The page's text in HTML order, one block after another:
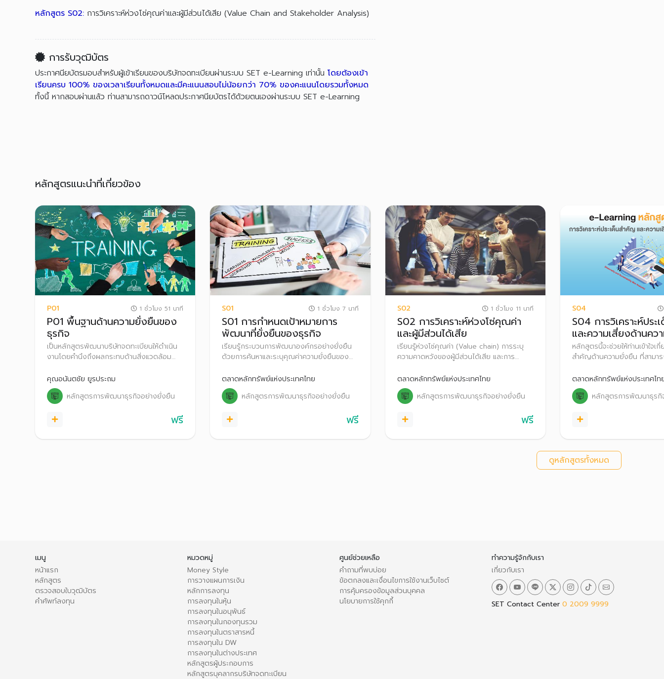
หลักสูตร S02: การวิเคราะห์ห่วงโซ่คุณค่าและผู้มีส่วนได้เสีย (Value Chain and Stakeholder Analysis)
การรับวุฒิบัตร
ประกาศนียบัตรมอบสำหรับผู้เข้าเรียนของบริษัทจดทะเบียนผ่านระบบ SET e-Learning เท่านั้น โดยต้องเข้า
เรียนครบ 100% ของเวลาเรียนทั้งหมดและมีคะแนนสอบไม่น้อยกว่า 70% ของคะแนนโดยรวมทั้งหมด
ทั้งนี้ หากสอบผ่านแล้ว ท่านสามารถดาวน์โหลดประกาศนียบัตรได้ด้วยตนเองผ่านระบบ SET e-Learning
หลักสูตรแนะนำที่เกี่ยวข้อง
P01 1 ชั่วโมง 51 นาที
P01 พื้นฐานด้านความยั่งยืนของ
ธุรกิจ
เป็นหลักสูตรพัฒนาบริษัทจดทะเบียนให้ดำเนิน
งานโดยคำนึงถึงผลกระทบด้านสิ่งแวดล้อม
Social and Governance: ESG)
คุณอนันตชัย ยูรประถม
หลักสูตรการพัฒนาธุรกิจอย่างยั่งยืน
ฟรี
S01 1 ชั่วโมง 7 นาที
S01 การกำหนดเป้าหมายการ
พัฒนาที่ยั่งยืนของธุรกิจ
เรียนรู้กระบวนการพัฒนาองค์กรอย่างยั่งยืน
ด้วยการค้นหาและระบุคุณค่าความยั่งยืนของ
(Commitment) ที่ตอบสนองทั้งองค์กรและ
สังคม พร้อมทั้งสื่อสารให้ลูกค้าและสังคมรับ
รู้คุณค่าความยั่งยืนและพันธสัญญาของ
ตลาดหลักทรัพย์แห่งประเทศไทย
หลักสูตรการพัฒนาธุรกิจอย่างยั่งยืน
ฟรี
S02 1 ชั่วโมง 11 นาที
S02 การวิเคราะห์ห่วงโซ่คุณค่า
และผู้มีส่วนได้เสีย
เรียนรู้ห่วงโซ่คุณค่า (Value chain) การระบุ
ความคาดหวังของผู้มีส่วนได้เสีย และการ
(Materiality) ที่มีผลกระทบต่อองค์กรและผู้มี
ส่วนได้เสีย อันนำไปสู่การจัดทำกลยุทธ์ความ
ยั่งยืนของธุรกิจ
ตลาดหลักทรัพย์แห่งประเทศไทย
หลักสูตรการพัฒนาธุรกิจอย่างยั่งยืน
ฟรี
S04
S04 การวิเคราะห์ปร
และความเสี่ยงด้านคว
หลักสูตรนี้จะช่วยให้ท่านเข้าใจเ
สำคัญด้านความยั่งยืน ที่สามา
รวมถึงเรียนรู้กระบวนการวิเคร
สำคัญด้านความยั่งยืน
ตลาดหลักทรัพย์แห่งประเทศไท
หลักสูตรการพัฒนาธุรกิ
ดูหลักสูตรทั้งหมด
เมนู
หน้าแรก
หลักสูตร
ตรวจสอบใบวุฒิบัตร
คำศัพท์ลงทุน
หมวดหมู่
Money Style
การวางแผนการเงิน
หลักการลงทุน
การลงทุนในหุ้น
การลงทุนในอนุพันธ์
การลงทุนในกองทุนรวม
การลงทุนในตราสารหนี้
การลงทุนใน DW
การลงทุนในต่างประเทศ
หลักสูตรผู้ประกอบการ
หลักสูตรบุคลากรบริษัทจดทะเบียน
ศูนย์ช่วยเหลือ
คำถามที่พบบ่อย
ข้อตกลงและเงื่อนไขการใช้งานเว็บไซต์
การคุ้มครองข้อมูลส่วนบุคคล
นโยบายการใช้คุกกี้
ทำความรู้จักกับเรา
เกี่ยวกับเรา
SET Contact Center 0 2009 9999